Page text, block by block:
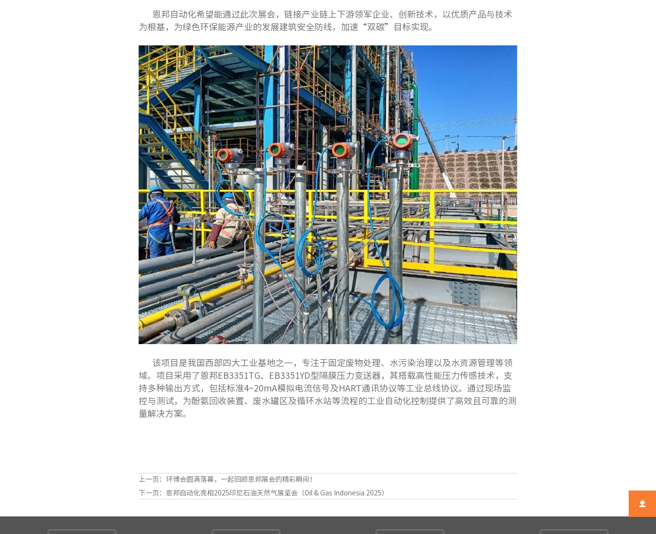
恩邦自动化希望能通过此次展会，链接产业链上下游领军企业、创新技术，以优质产品与技术
为根基，
为绿色环保能源产业的发展建筑安全防线，加速“双碳”目标实现。
该项目是我国西部四大工业基地之一，专注于固定废物处理、水污染治理以及水资源管理等领
域。 项目采用了恩邦EB3351TG、EB3351YD型隔膜压力变送器，其搭载高性能压力传感技术，支
持多种输出方式，包括标准4~20mA模拟电流信号及HART通讯协议等工业总线协议。 通过现场监
控与测试，为酚氨回收装置、废水罐区及循环水站等流程的工业自动化控制提供了高效且可靠的测
量解决方案。
上一页： 环博会圆满落幕，一起回顾恩邦展会的精彩瞬间！
下一页： 恩邦自动化亮相2025印尼石油天然气展览会（Oil & Gas Indonesia 2025）
